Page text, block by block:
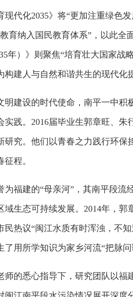
现代化2035》将“更加注重绿色
育纳入国民教育体系”，以此全
年）》则聚焦“培育壮大国家
构建人与自然和谐共生的现代化
明建设的时代使命，南平一中
实践。2016届毕业生郭章旺、
研究。他们以青春之力践行环
程。
为福建的“母亲河”，其南平段
域生态可持续发展。2014年，
民热议“闽江水质有时浑浊，不
了用所学知识为家乡河流“把脉问
师的悉心指导下，研究团队以